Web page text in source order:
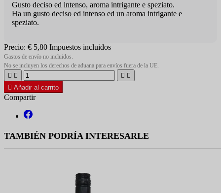
Gusto deciso ed intenso, aroma intrigante e speziato.
Ha un gusto deciso ed intenso ed un aroma intrigante e
speziato.
Precio: € 5,80 Impuestos incluidos
Gastos de envío no incluidos.
No se incluyen los derechos de aduana para envíos fuera de la UE.
   
 Añadir al carrito
Compartir
TAMBIÉN PODRÍA INTERESARLE